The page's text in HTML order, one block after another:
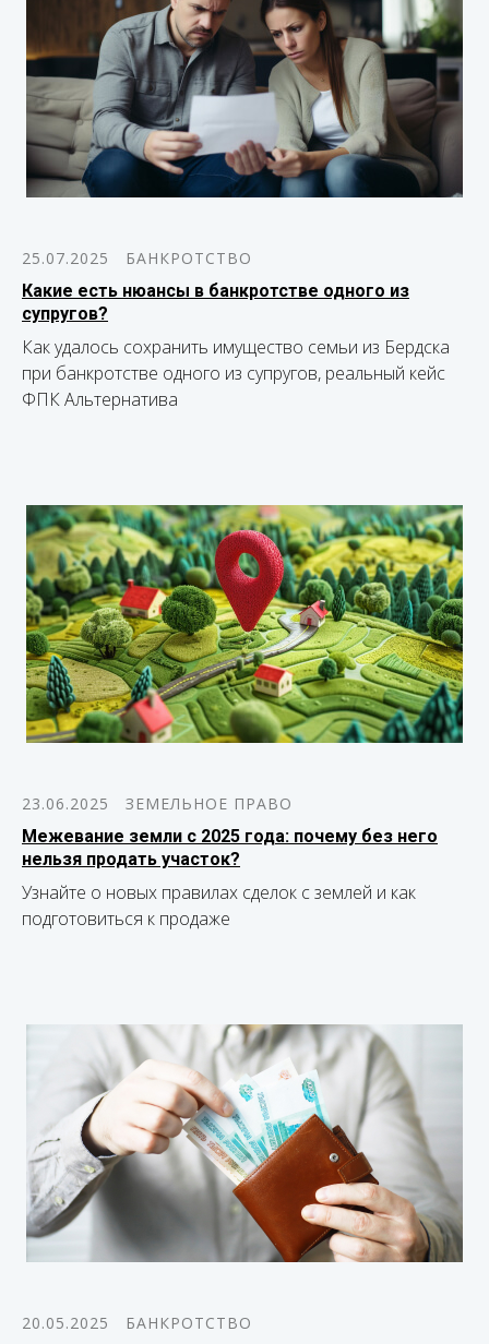
25.07.2025
БАНКРОТСТВО
Какие есть нюансы в банкротстве одного из
супругов?
Как удалось сохранить имущество семьи из Бердска
при банкротстве одного из супругов, реальный кейс
ФПК Альтернатива
23.06.2025
ЗЕМЕЛЬНОЕ ПРАВО
Межевание земли с 2025 года: почему без него
нельзя продать участок?
Узнайте о новых правилах сделок с землей и как
подготовиться к продаже
20.05.2025
БАНКРОТСТВО